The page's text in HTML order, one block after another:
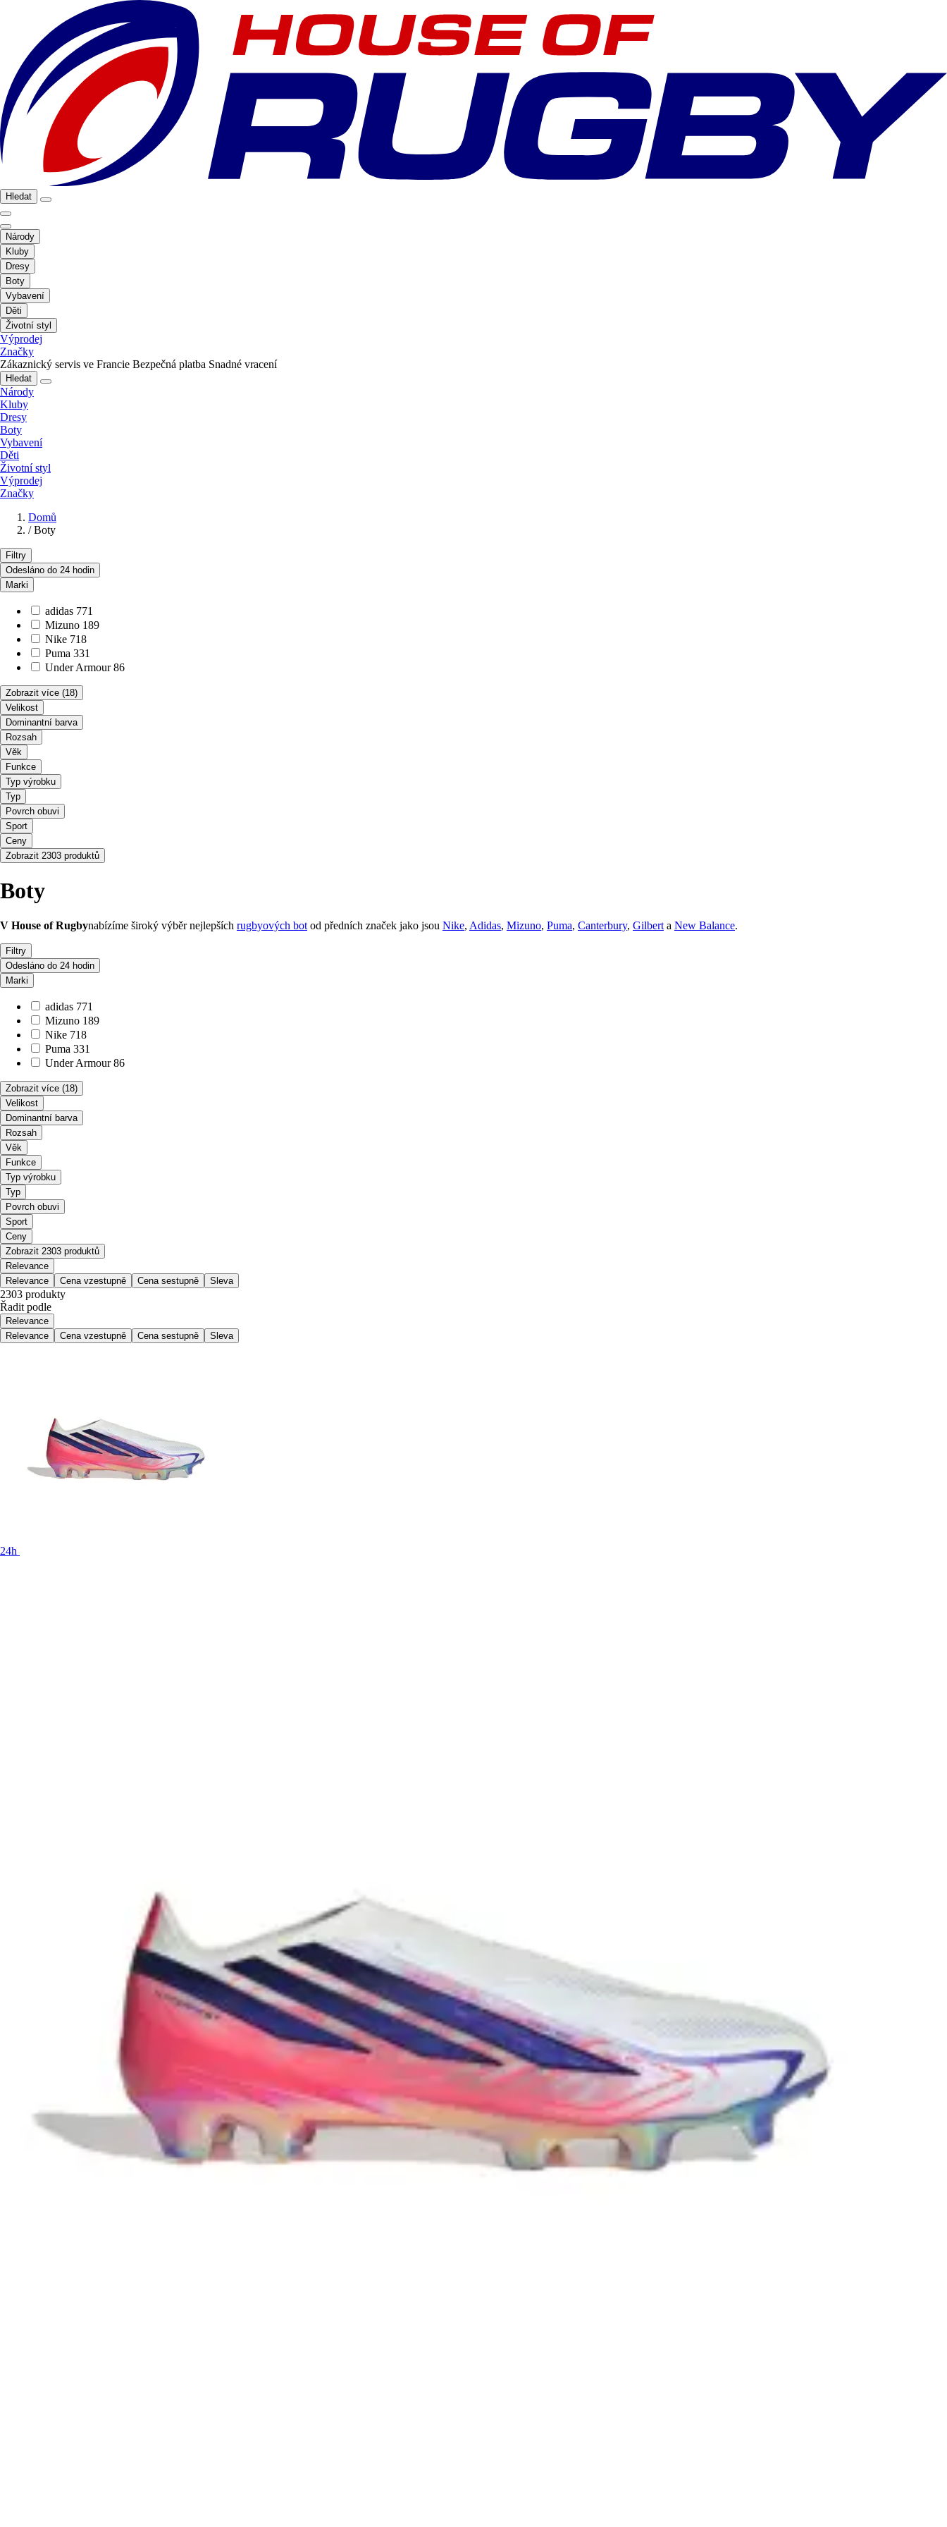
Hledat
Národy
Kluby
Dresy
Boty
Vybavení
Děti
Životní styl
Výprodej
Značky
Zákaznický servis ve Francie Bezpečná platba Snadné vracení
Hledat
Národy
Kluby
Dresy
Boty
Vybavení
Děti
Životní styl
Výprodej
Značky
Domů
/ Boty
Filtry
Odesláno do 24 hodin
Marki
adidas 771
Mizuno 189
Nike 718
Puma 331
Under Armour 86
Zobrazit více (18)
Velikost
Dominantní barva
Rozsah
Věk
Funkce
Typ výrobku
Typ
Povrch obuvi
Sport
Ceny
Zobrazit 2303 produktů
Boty
V House of Rugbynabízíme široký výběr nejlepších rugbyových bot od předních značek jako jsou Nike, Adidas, Mizuno, Puma, Canterbury, Gilbert a New Balance.
Filtry
Odesláno do 24 hodin
Marki
adidas 771
Mizuno 189
Nike 718
Puma 331
Under Armour 86
Zobrazit více (18)
Velikost
Dominantní barva
Rozsah
Věk
Funkce
Typ výrobku
Typ
Povrch obuvi
Sport
Ceny
Zobrazit 2303 produktů
Relevance
Relevance
Cena vzestupně Cena sestupně Sleva
2303 produkty
Řadit podle
Relevance
Relevance
Cena vzestupně Cena sestupně Sleva
24h